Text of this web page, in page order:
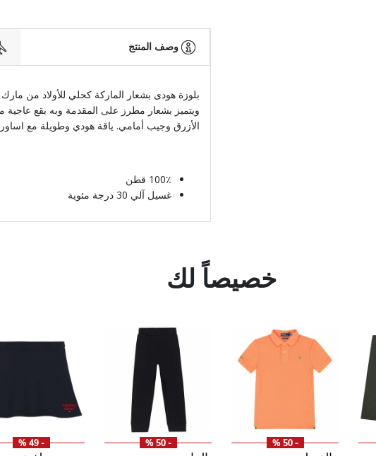
وصف المنتج
بلوزة هودى بشعار الماركة كحلي للأولاد من
ويتميز بشعار مطرز على المقدمة وبه بقع
الأزرق وجيب أمامي. ياقة هودي وطويلة مع
100٪ قطن
غسيل آلي 30 درجة مئوية
خصيصاً لك
- 50 %
- 50 %
- 49 %